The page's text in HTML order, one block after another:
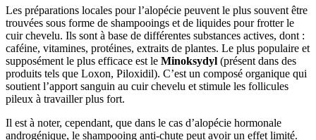
Les préparations locales pour l’alopécie peuvent le plus souvent être
trouvées sous forme de shampooings et de liquides pour frotter le
cuir chevelu. Ils sont à base de différentes substances actives, dont :
caféine, vitamines, protéines, extraits de plantes. Le plus populaire et
supposément le plus efficace est le Minoksydyl (présent dans des
produits tels que Loxon, Piloxidil). C’est un composé organique qui
soutient l’apport sanguin au cuir chevelu et stimule les follicules
pileux à travailler plus fort.
Il est à noter, cependant, que dans le cas d’alopécie hormonale
androgénique, le shampooing anti-chute peut avoir un effet limité.